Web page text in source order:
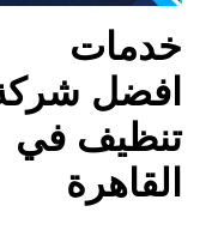
خدمات
افضل
تنظيف في
القاهرة